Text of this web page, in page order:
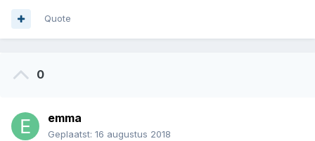
Quote
0
emma
Geplaatst: 16 augustus 2018